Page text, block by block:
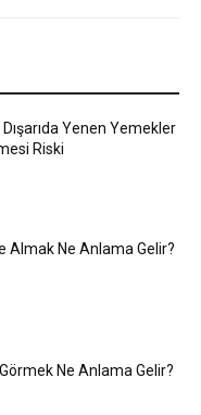
Yenen Yemekler
Riski
Almak Ne Anlama Gelir?
Ne Anlama Gelir?